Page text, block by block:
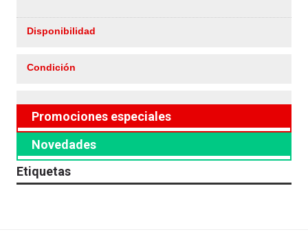
Disponibilidad
Condición
Promociones especiales
Novedades
Etiquetas